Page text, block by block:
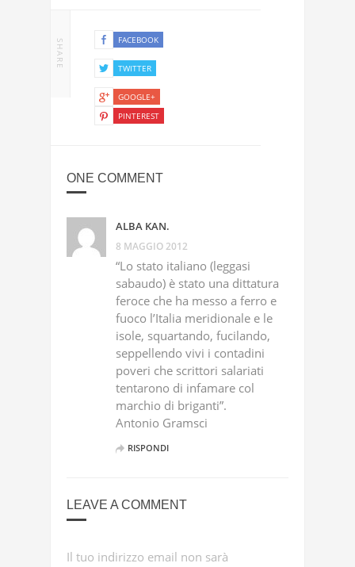
SHARE FACEBOOK
TWITTER
GOOGLE+
PINTEREST
ONE COMMENT
ALBA KAN.
8 MAGGIO 2012
“Lo stato italiano (leggasi
sabaudo) è stato una dittatura
feroce che ha messo a ferro e
fuoco l’Italia meridionale e le
isole, squartando, fucilando,
seppellendo vivi i contadini
poveri che scrittori salariati
tentarono di infamare col
marchio di briganti”.
Antonio Gramsci
RISPONDI
LEAVE A COMMENT
Il tuo indirizzo email non sarà